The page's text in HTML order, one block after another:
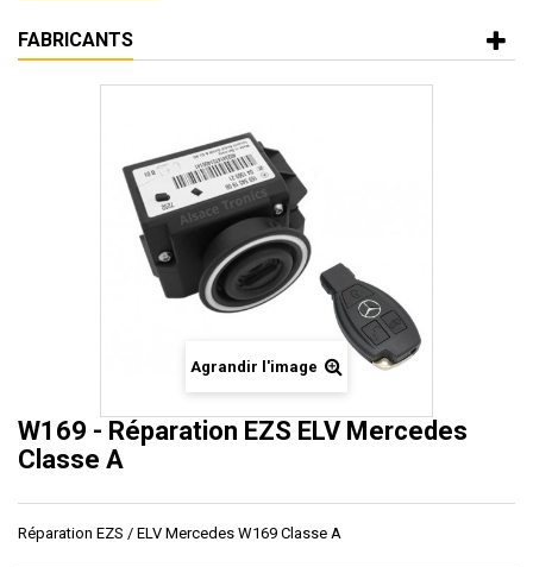
FABRICANTS
Agrandir l'image
W169 - Réparation EZS ELV Mercedes
Classe A
Réparation EZS / ELV Mercedes W169 Classe A